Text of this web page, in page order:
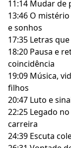
11:14 Mudar de
13:46 O
e sonhos
17:35 Letras
18:20 Pausa e
coincidência
19:09 Música,
filhos
20:47 Luto e
22:25 Legado
carreira
24:39 Escuta